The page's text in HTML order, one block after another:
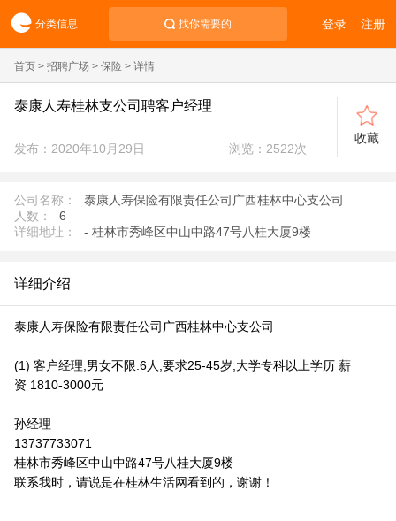
分类信息 找你需要的 注册
登录
首页 > 招聘广场 > 保险 > 详情
泰康人寿桂林支公司聘客户经理
发布：2020年10月29日 浏览： 2522次
收藏
公司名称：
泰康人寿保险有限责任公司广西桂林中心支公司
人数：
6
详细地址：
- 桂林市秀峰区中山中路47号八桂大厦9楼
详细介绍
泰康人寿保险有限责任公司广西桂林中心支公司
(1) 客户经理,男女不限:6人,要求25-45岁,大学专科以上学历 薪
资 1810-3000元
孙经理
13737733071
桂林市秀峰区中山中路47号八桂大厦9楼
联系我时，请说是在桂林生活网看到的，谢谢！